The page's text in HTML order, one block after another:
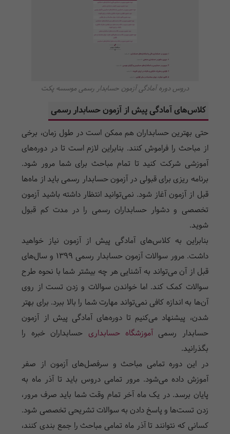
دروس دوره آمادگی آزمون حسابدار رسمی موسسه پکت
کلاس‌های آمادگی پیش از آزمون حسابدار رسمی
حتی بهترین حسابداران هم ممکن است در طول زمان، برخی
از مباحث را فراموش کنند. بنابراین لازم است تا در دوره‌های
آموزشی شرکت کنید تا تمام مباحث برای شما مرور شود.
برنامه ریزی برای قبولی در آزمون حسابدار رسمی باید از ماه‌ها
قبل از آزمون آغاز شود. نمی‌توانید انتظار داشته باشید آزمون
تخصصی و دشوار حسابداران رسمی را در مدت کم قبول
شوید.
بنابراین به کلاس‌های آمادگی پیش از آزمون نیاز خواهید
داشت. مرور سوالات آزمون حسابدار رسمی 1399 و سال‌های
قبل از آن می‌تواند به آشنایی هر چه بیشتر شما با نحوه طرح
سوالات کمک کند. اما خواندن سوالات و زدن تست از روی
آن‌ها به اندازه کافی نمی‌تواند مهارت شما را بالا ببرد. برای بهتر
شدن، پیشنهاد می‌کنیم تا دوره‌های آمادگی پیش از آزمون
حسابدار رسمیآموزشگاه حسابداری حسابداران خبره را
بگذرانید.
در این دوره تمامی مباحث و سرفصل‌های آزمون از صفر
آموزش داده می‌شود. مرور تمامی دروس باید تا آذر ماه به
پایان برسد. در یک ماه آخر تمام وقت شما باید صرف مرور،
زدن تست‌ها و پاسخ دادن به سوالات تشریحی تخصصی شود.
کسانی که نتوانند تا آذر ماه تمامی مباحث را جمع بندی کنند،